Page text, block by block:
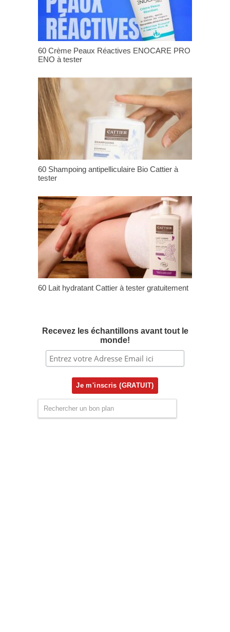
60 Crème Peaux Réactives ENOCARE PRO
ENO à tester
60 Shampoing antipelliculaire Bio Cattier à
tester
60 Lait hydratant Cattier à tester gratuitement
Recevez les échantillons avant tout le
monde!